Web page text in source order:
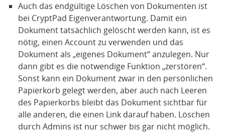
Auch das endgültige Löschen von Dokumenten ist
bei CryptPad Eigenverantwortung. Damit ein
Dokument tatsächlich gelöscht werden kann, ist es
nötig, einen Account zu verwenden und das
Dokument als „eigenes Dokument“ anzulegen. Nur
dann gibt es die notwendige Funktion „zerstören“.
Sonst kann ein Dokument zwar in den persönlichen
Papierkorb gelegt werden, aber auch nach Leeren
des Papierkorbs bleibt das Dokument sichtbar für
alle anderen, die einen Link darauf haben. Löschen
durch Admins ist nur schwer bis gar nicht möglich.